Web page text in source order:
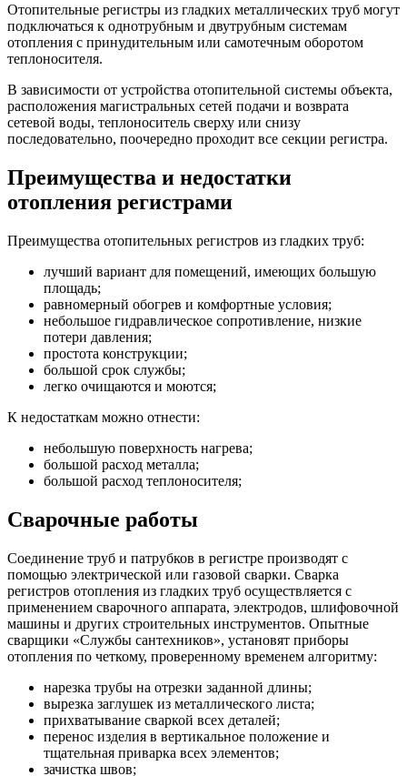
Отопительные регистры из гладких металлических труб могут
подключаться к однотрубным и двутрубным системам
отопления с принудительным или самотечным оборотом
теплоносителя.
В зависимости от устройства отопительной системы объекта,
расположения магистральных сетей подачи и возврата
сетевой воды, теплоноситель сверху или снизу
последовательно, поочередно проходит все секции регистра.
Преимущества и недостатки
отопления регистрами
Преимущества отопительных регистров из гладких труб:
лучший вариант для помещений, имеющих большую
площадь;
равномерный обогрев и комфортные условия;
небольшое гидравлическое сопротивление, низкие
потери давления;
простота конструкции;
большой срок службы;
легко очищаются и моются;
К недостаткам можно отнести:
небольшую поверхность нагрева;
большой расход металла;
большой расход теплоносителя;
Сварочные работы
Соединение труб и патрубков в регистре производят с
помощью электрической или газовой сварки. Сварка
регистров отопления из гладких труб осуществляется с
применением сварочного аппарата, электродов, шлифовочной
машины и других строительных инструментов. Опытные
сварщики «Службы сантехников», установят приборы
отопления по четкому, проверенному временем алгоритму:
нарезка трубы на отрезки заданной длины;
вырезка заглушек из металлического листа;
прихватывание сваркой всех деталей;
перенос изделия в вертикальное положение и
тщательная приварка всех элементов;
зачистка швов;